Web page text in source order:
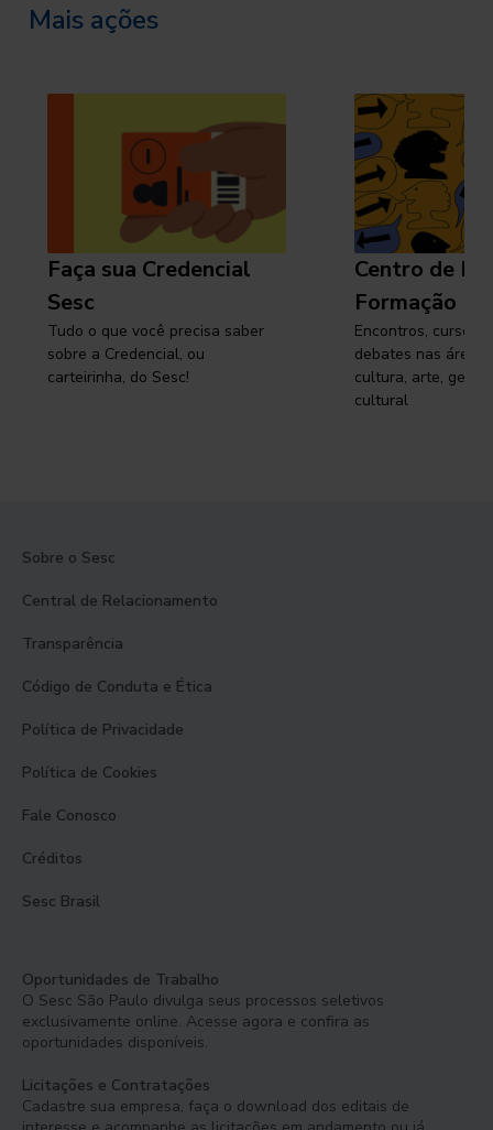
Mais ações
Faça sua Credencial
Sesc
Tudo o que você precisa saber
sobre a Credencial, ou
carteirinha, do Sesc!
Centro de
Formação
Encontros, cursos,
debates nas áreas
cultura, arte,
cultural
Sobre o Sesc
Central de Relacionamento
Transparência
Código de Conduta e Ética
Política de Privacidade
Política de Cookies
Fale Conosco
Créditos
Sesc Brasil
Oportunidades de Trabalho
O Sesc São Paulo divulga seus processos seletivos
exclusivamente online. Acesse agora e confira as
oportunidades disponíveis.
Licitações e Contratações
Cadastre sua empresa, faça o download dos editais de